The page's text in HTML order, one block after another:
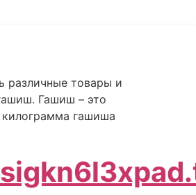
различные товары и
Гашиш – это
гашиша